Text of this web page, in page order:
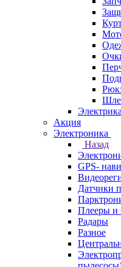
Электрика
Акция
Электроника
Назад
GPS-
Датчики
Плееры и
Радары
Разное